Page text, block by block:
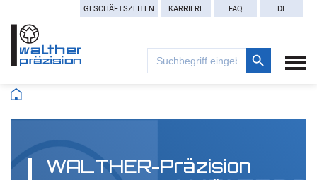
GESCHÄFTSZEITEN KARRIERE FAQ DE
Search
for:
Search Button
WALTHER-Präzision